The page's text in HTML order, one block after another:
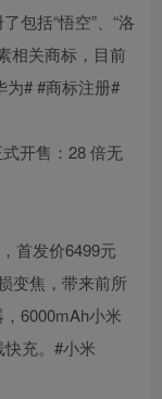
包括“悟空”、“洛
相关商标，目前
为# #商标注册#
开售：28 倍无
首发价6499元
变焦，带来前所
6000mAh小米
充。#小米